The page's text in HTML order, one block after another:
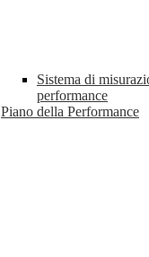
Sistema di
performance
Piano della Performance